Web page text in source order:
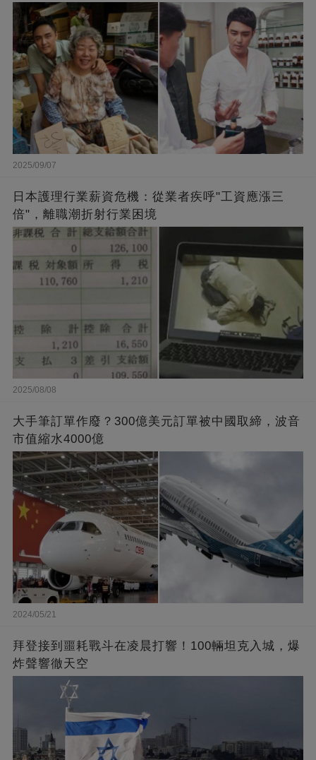
闆的福報
2025/09/07
日本護理行業薪資危機：從業者疾呼"工資應漲三
倍"，離職潮折射行業困境
2025/08/08
大手筆訂單作廢？300億美元訂單被中國取締，波音
市值縮水4000億
2024/05/21
拜登接到噩耗戰斗在凌晨打響！100輛坦克入城，爆
炸聲響徹天空